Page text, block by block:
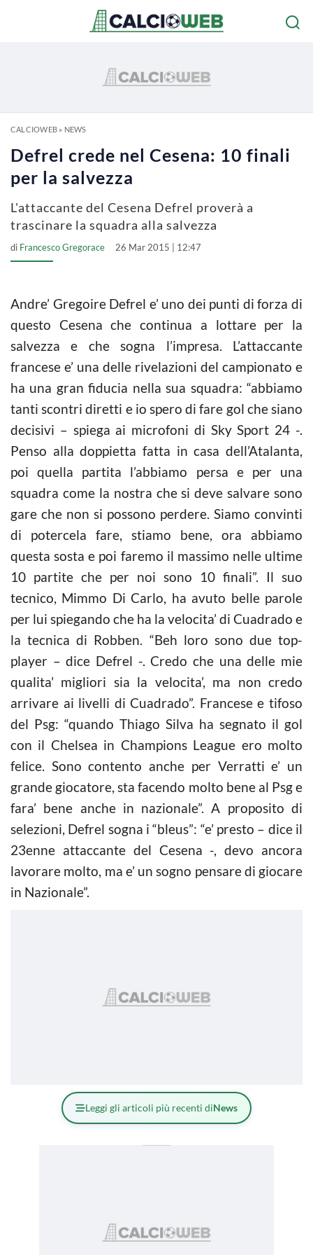
CALCIOWEB» NEWS
Defrel crede nel Cesena: 10 finali
per la salvezza
L'attaccante del Cesena Defrel proverà a
trascinare la squadra alla salvezza
di Francesco Gregorace 26 Mar 2015 | 12:47
Andre’ Gregoire Defrel e’ uno dei punti di forza di
questo Cesena che continua a lottare per la
salvezza e che sogna l’impresa. L’attaccante
francese e’ una delle rivelazioni del campionato e
ha una gran fiducia nella sua squadra: “abbiamo
tanti scontri diretti e io spero di fare gol che siano
decisivi – spiega ai microfoni di Sky Sport 24 -.
Penso alla doppietta fatta in casa dell’Atalanta,
poi quella partita l’abbiamo persa e per una
squadra come la nostra che si deve salvare sono
gare che non si possono perdere. Siamo convinti
di potercela fare, stiamo bene, ora abbiamo
questa sosta e poi faremo il massimo nelle ultime
10 partite che per noi sono 10 finali”. Il suo
tecnico, Mimmo Di Carlo, ha avuto belle parole
per lui spiegando che ha la velocita’ di Cuadrado e
la tecnica di Robben. “Beh loro sono due top-
player – dice Defrel -. Credo che una delle mie
qualita’ migliori sia la velocita’, ma non credo
arrivare ai livelli di Cuadrado”. Francese e tifoso
del Psg: “quando Thiago Silva ha segnato il gol
con il Chelsea in Champions League ero molto
felice. Sono contento anche per Verratti e’ un
grande giocatore, sta facendo molto bene al Psg e
fara’ bene anche in nazionale”. A proposito di
selezioni, Defrel sogna i “bleus”: “e’ presto – dice il
23enne attaccante del Cesena -, devo ancora
lavorare molto, ma e’ un sogno pensare di giocare
in Nazionale”.
Leggi gli articoli più recenti diNews